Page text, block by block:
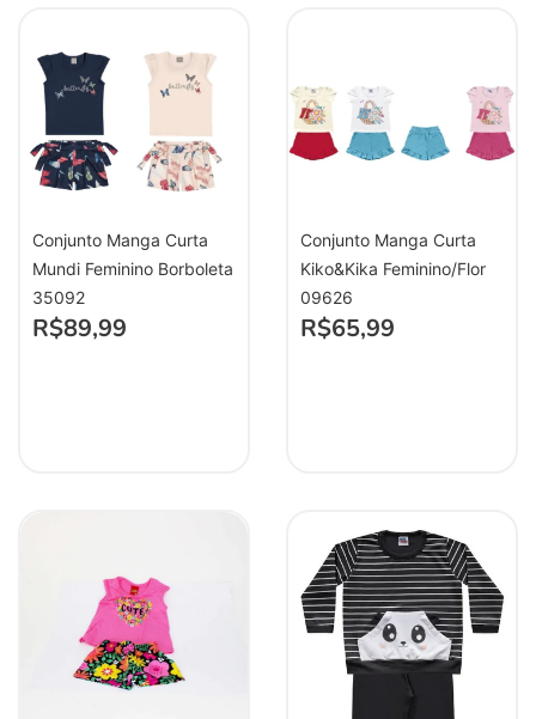
Conjunto Manga Curta
Mundi Feminino Borboleta
35092
R$89,99
Conjunto Manga Curta
Kiko&Kika Feminino/Flor
09626
R$65,99